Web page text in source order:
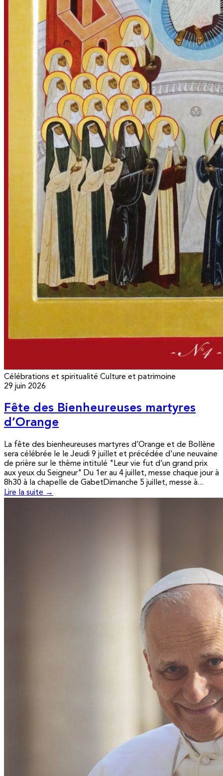
Célébrations et spiritualité Culture et patrimoine
29 juin 2026
Fête des Bienheureuses martyres
d’Orange
La fête des bienheureuses martyres d’Orange et de Bollène
sera célébrée le le Jeudi 9 juillet et précédée d'une neuvaine
de prière sur le thème intitulé "Leur vie fut d’un grand prix
aux yeux du Seigneur" Du 1er au 4 juillet, messe chaque jour à
8h30 à la chapelle de GabetDimanche 5 juillet, messe à...
Lire la suite →